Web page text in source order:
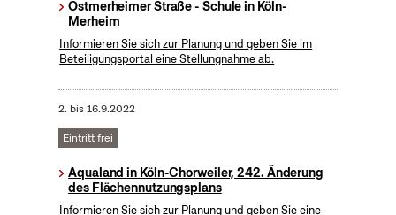
Ostmerheimer Straße - Schule in Köln-
Merheim
Informieren Sie sich zur Planung und geben Sie im
Beteiligungsportal eine Stellungnahme ab.
2. bis16.9.2022
Eintritt frei
Aqualand in Köln-Chorweiler, 242. Änderung
des Flächennutzungsplans
Informieren Sie sich zur Planung und geben Sie eine